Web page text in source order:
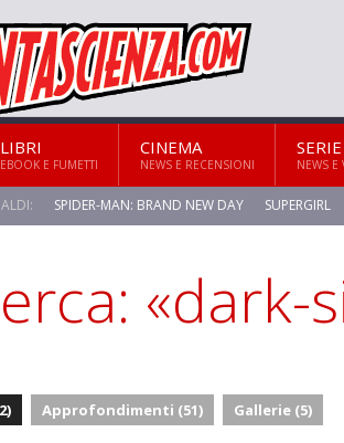
LIBRI
EBOOK E FUMETTI
CINEMA
NEWS E RECENSIONI NEWS E
SPIDER-MAN: BRAND NEW DAY SUPERGIRL
«dark-
Approfondimenti (51) Gallerie (5)